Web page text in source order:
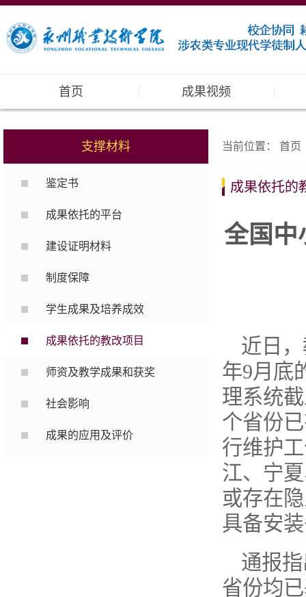
首页 成果视频
支撑材料
鉴定书
成果依托的平台
建设证明材料
制度保障
学生成果及培养成效
成果依托的教改项目
师资及教学成果和获奖
社会影响
成果的应用及评价
当前位置： 首页
成果依托的
全国中
近日
年9月底
理系统
个省份
行维护
江、宁
或存在
具备安
通报
省份均